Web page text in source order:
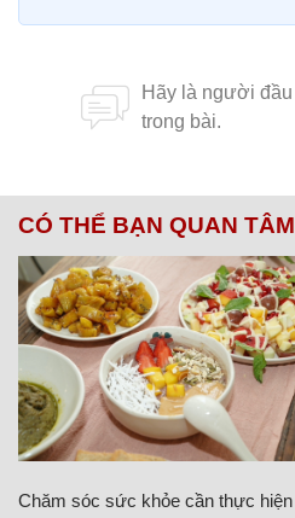
CÓ THỂ BẠN QUAN TÂM
Chăm sóc sức khỏe cần thực hiện